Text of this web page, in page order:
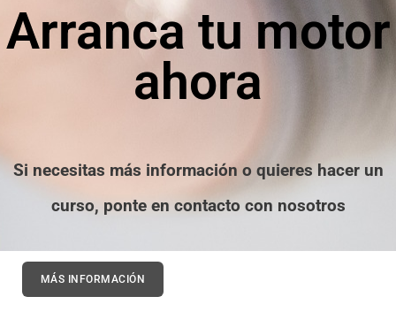
Arranca tu motor
ahora
Si necesitas más información o quieres hacer un
curso, ponte en contacto con nosotros
MÁS INFORMACIÓN